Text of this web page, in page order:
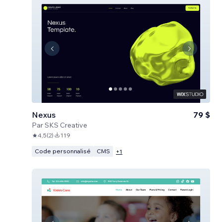
Nexus
ParSKS Creative
79 $
4,5(2) 119
Code personnalisé CMS +1